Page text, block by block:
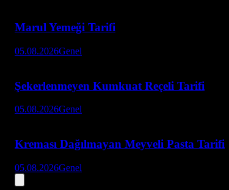
Marul Yemeği Tarifi
05.08.2026Genel
Şekerlenmeyen Kumkuat Reçeli Tarifi
05.08.2026Genel
Kreması Dağılmayan Meyveli Pasta Tarifi
05.08.2026Genel